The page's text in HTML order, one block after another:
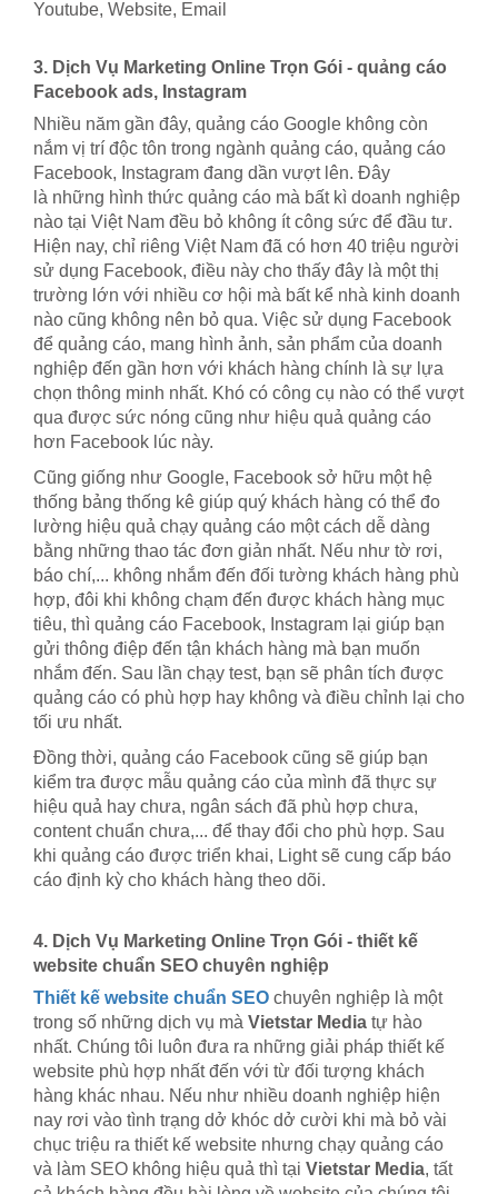
Youtube, Website, Email
3. Dịch Vụ Marketing Online Trọn Gói - quảng cáo
Facebook ads, Instagram
Nhiều năm gần đây, quảng cáo Google không còn
nắm vị trí độc tôn trong ngành quảng cáo, quảng cáo
Facebook, Instagram đang dần vượt lên. Đây
là những hình thức quảng cáo mà bất kì doanh nghiệp
nào tại Việt Nam đều bỏ không ít công sức để đầu tư.
Hiện nay, chỉ riêng Việt Nam đã có hơn 40 triệu người
sử dụng Facebook, điều này cho thấy đây là một thị
trường lớn với nhiều cơ hội mà bất kể nhà kinh doanh
nào cũng không nên bỏ qua. Việc sử dụng Facebook
để quảng cáo, mang hình ảnh, sản phẩm của doanh
nghiệp đến gần hơn với khách hàng chính là sự lựa
chọn thông minh nhất. Khó có công cụ nào có thể vượt
qua được sức nóng cũng như hiệu quả quảng cáo
hơn Facebook lúc này.
Cũng giống như Google, Facebook sở hữu một hệ
thống bảng thống kê giúp quý khách hàng có thể đo
lường hiệu quả chạy quảng cáo một cách dễ dàng
bằng những thao tác đơn giản nhất. Nếu như tờ rơi,
báo chí,... không nhắm đến đối tường khách hàng phù
hợp, đôi khi không chạm đến được khách hàng mục
tiêu, thì quảng cáo Facebook, Instagram lại giúp bạn
gửi thông điệp đến tận khách hàng mà bạn muốn
nhắm đến. Sau lần chạy test, bạn sẽ phân tích được
quảng cáo có phù hợp hay không và điều chỉnh lại cho
tối ưu nhất.
Đồng thời, quảng cáo Facebook cũng sẽ giúp bạn
kiểm tra được mẫu quảng cáo của mình đã thực sự
hiệu quả hay chưa, ngân sách đã phù hợp chưa,
content chuẩn chưa,... để thay đổi cho phù hợp. Sau
khi quảng cáo được triển khai, Light sẽ cung cấp báo
cáo định kỳ cho khách hàng theo dõi.
4. Dịch Vụ Marketing Online Trọn Gói - thiết kế
website chuẩn SEO chuyên nghiệp
Thiết kế website chuẩn SEO chuyên nghiệp là một
trong số những dịch vụ mà Vietstar Media tự hào
nhất. Chúng tôi luôn đưa ra những giải pháp thiết kế
website phù hợp nhất đến với từ đối tượng khách
hàng khác nhau. Nếu như nhiều doanh nghiệp hiện
nay rơi vào tình trạng dở khóc dở cười khi mà bỏ vài
chục triệu ra thiết kế website nhưng chạy quảng cáo
và làm SEO không hiệu quả thì tại Vietstar Media, tất